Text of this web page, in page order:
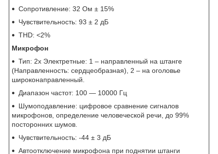
Сопротивление: 32 Ом ± 15%
Чувствительность: 93 ± 2 дБ
THD: <2%
Микрофон
Тип: 2x Электретные: 1 – направленный на штанге
(Направленность: сердцеобразная), 2 – на оголовье
широконаправленный.
Диапазон частот: 100 — 10000 Гц
Шумоподавление: цифровое сравнение сигналов
микрофонов, определение человеческой речи, до 99%
посторонних шумов.
Чувствительность: -44 ± 3 дБ
Автоотключение микрофона при поднятии штанги